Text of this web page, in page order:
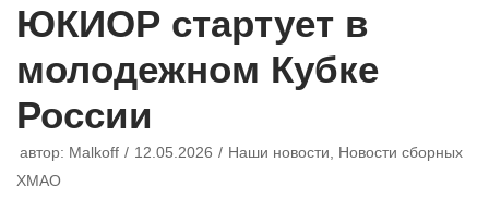
ЮКИОР стартует в
молодежном Кубке
России
автор: Malkoff 12.05.2026 Наши новости
Новости сборных
ХМАО